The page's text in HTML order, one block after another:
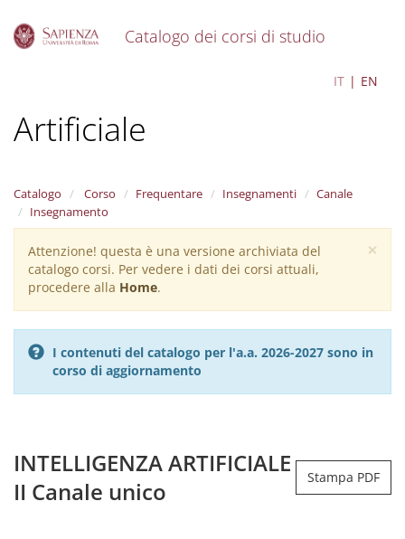
Catalogo dei corsi di studio
IT EN
Artificiale
Catalogo Corso Frequentare Insegnamenti
Canale
Insegnamento
×
Warning
message
Attenzione! questa è una versione archiviata del
catalogo corsi. Per vedere i dati dei corsi attuali,
procedere alla Home.
I contenuti del catalogo per l'a.a. 2026-2027 sono in
corso di aggiornamento
INTELLIGENZA ARTIFICIALE
II Canale unico
Stampa PDF